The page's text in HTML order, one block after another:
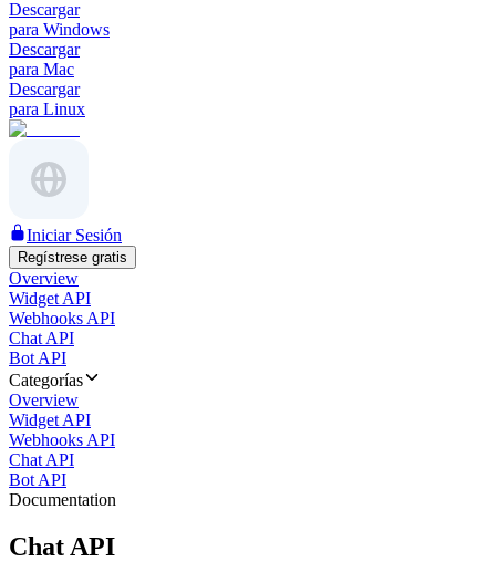
Descargar
para Windows
Descargar
para Mac
Descargar
para Linux
Iniciar Sesión
Regístrese gratis
Overview
Widget API
Webhooks API
Chat API
Bot API
Categorías
Overview
Widget API
Webhooks API
Chat API
Bot API
Documentation
Chat API